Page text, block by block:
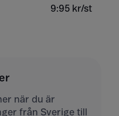
9:95 kr/st
när du är
från Sverige till